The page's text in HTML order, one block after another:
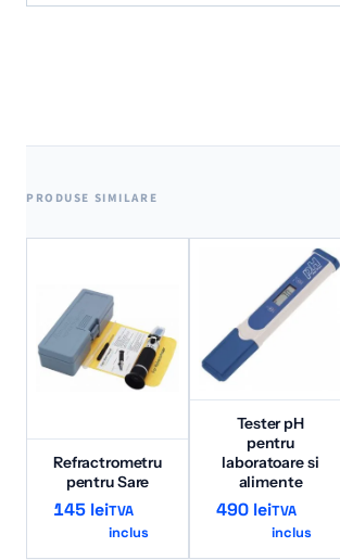
PRODUSE SIMILARE
Refractrometru
pentru Sare
145 leiTVA
inclus
Tester pH
pentru
laboratoare si
alimente
490 leiTVA
inclus